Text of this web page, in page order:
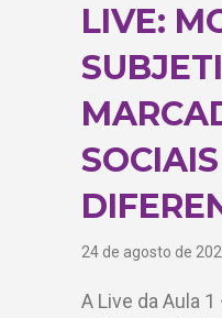
LIVE:
24 de agosto de
A Live da Aula